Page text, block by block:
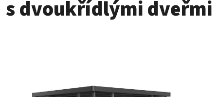
s dvoukřídlými dveřmi
T